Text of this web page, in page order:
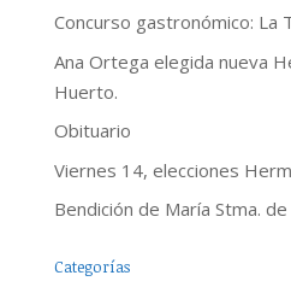
Concurso gastronómico: La
Ana Ortega elegida nueva
Huerto.
Obituario
Viernes 14, elecciones
Bendición de María Stma.
Categorías